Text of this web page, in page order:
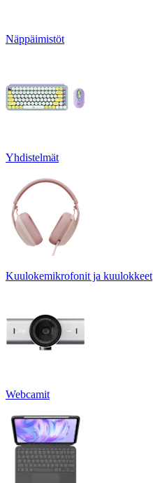
Näppäimistöt
Yhdistelmät
Kuulokemikrofonit ja kuulokkeet
Webcamit